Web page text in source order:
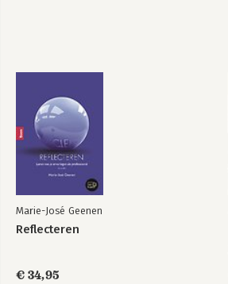
Marie-José Geenen
Reflecteren
€ 34,95